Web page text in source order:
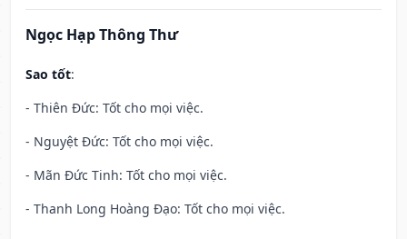
Ngọc Hạp Thông Thư
Sao tốt:
- Thiên Đức: Tốt cho mọi việc.
- Nguyệt Đức: Tốt cho mọi việc.
- Mãn Đức Tinh: Tốt cho mọi việc.
- Thanh Long Hoàng Đạo: Tốt cho mọi việc.